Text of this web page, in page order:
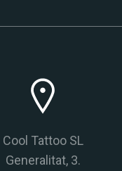
Cool Tattoo SL
Generalitat, 3.